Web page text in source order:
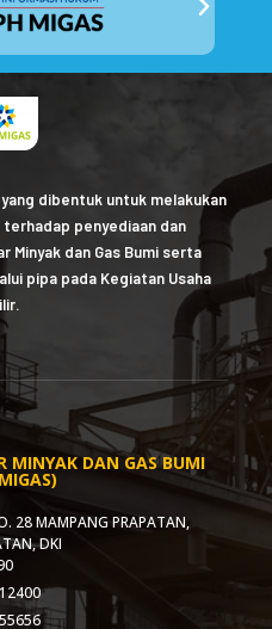
dibentuk untuk melakukan
penyediaan dan
Minyak dan Gas Bumi serta
pipa pada Kegiatan Usaha
MINYAK DAN GAS BUMI
28 MAMPANG PRAPATAN,
DKI